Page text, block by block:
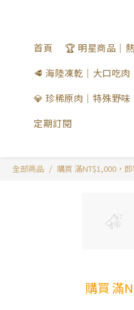
首頁 🏆 明星商品｜
🥩 海陸凍乾｜大口吃肉
💎 珍稀原肉｜特殊野味
定期訂閱
全部商品 購買 滿NT$1,000，
購買 滿